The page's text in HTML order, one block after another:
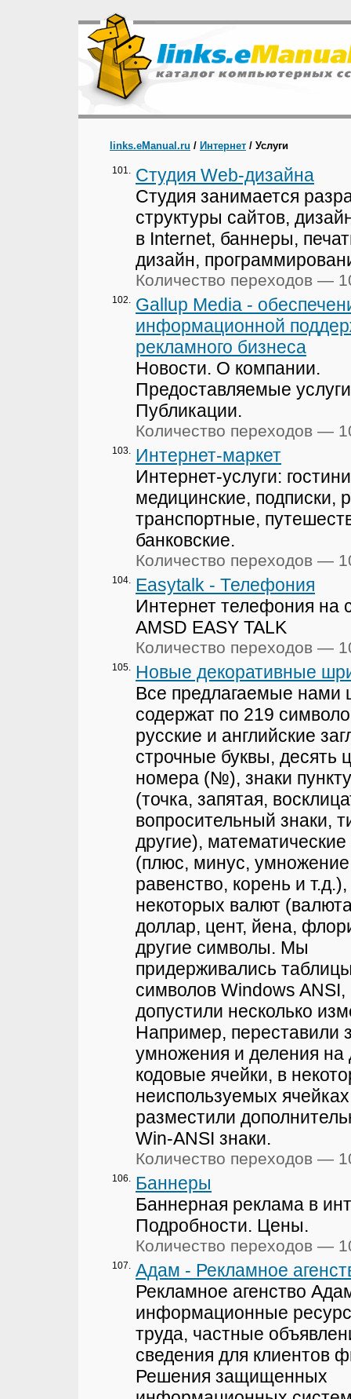
links.eManual.ru / Интернет / Услуги
101.
Студия Web-дизайна
Студия занимается
структуры сайтов,
в Internet, баннеры,
дизайн,
Количество переходов —
102.
Gallup Media -
информационной
рекламного бизнеса
Новости. О компании.
Предоставляемые
Публикации.
Количество переходов —
103.
Интернет-маркет
Интернет-услуги:
медицинские, подписки,
транспортные,
банковские.
Количество переходов —
104.
Easytalk - Телефония
Интернет телефония на
AMSD EASY TALK
Количество переходов —
105.
Новые декоративные
Все предлагаемые
содержат по 219
русские и английские
строчные буквы, десять
номера (№), знаки
(точка, запятая,
вопросительный знаки,
другие), математические
(плюс, минус,
равенство, корень и
некоторых валют
доллар, цент, йена,
другие символы. Мы
придерживались
символов Windows ANSI,
допустили несколько
Например, переставили
умножения и деления на
кодовые ячейки, в
неиспользуемых ячейках
разместили
Win-ANSI знаки.
Количество переходов —
106.
Баннеры
Баннерная реклама в
Подробности. Цены.
Количество переходов —
107.
Адам - Рекламное
Рекламное агенство
информационные
труда, частные
сведения для клиентов
Решения защищенных